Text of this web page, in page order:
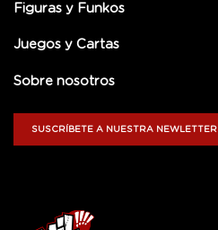
Figuras y Funkos
Juegos y Cartas
Sobre nosotros
SUSCRÍBETE A NUESTRA NEWLETTER